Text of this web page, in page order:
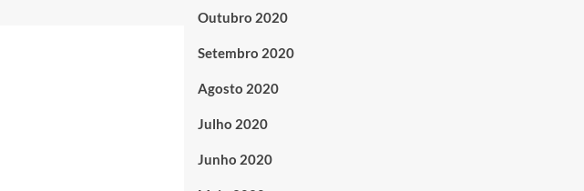
Outubro 2020
Setembro 2020
Agosto 2020
Julho 2020
Junho 2020